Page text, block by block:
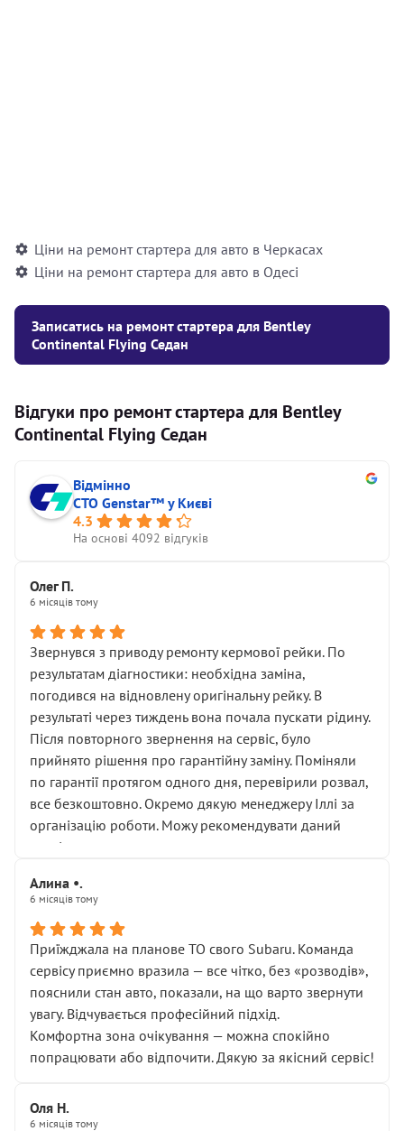
Ціни на ремонт стартера для авто в Черкасах
Ціни на ремонт стартера для авто в Одесі
Записатись на ремонт стартера для Bentley
Continental Flying Седан
Відгуки про ремонт стартера для Bentley
Continental Flying Седан
Відмінно
СТО Genstar™ у Києві
4.3
На основі 4092 відгуків
Олег П.
6 місяців тому
Звернувся з приводу ремонту кермової рейки. По
результатам діагностики: необхідна заміна,
погодився на відновлену оригінальну рейку. В
результаті через тиждень вона почала пускати рідину.
Після повторного звернення на сервіс, було
прийнято рішення про гарантійну заміну. Поміняли
по гарантії протягом одного дня, перевірили розвал,
все безкоштовно. Окремо дякую менеджеру Іллі за
організацію роботи. Можу рекомендувати даний
сервіс.
Алина •.
6 місяців тому
Приїжджала на планове ТО свого Subaru. Команда
сервісу приємно вразила — все чітко, без «розводів»,
пояснили стан авто, показали, на що варто звернути
увагу. Відчувається професійний підхід.
Комфортна зона очікування — можна спокійно
попрацювати або відпочити. Дякую за якісний сервіс!
Оля Н.
6 місяців тому